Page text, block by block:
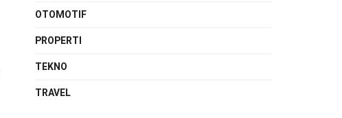
OTOMOTIF
PROPERTI
TEKNO
TRAVEL